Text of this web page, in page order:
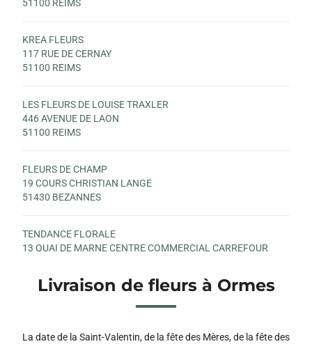
51100 REIMS
KREA FLEURS
117 RUE DE CERNAY
51100 REIMS
LES FLEURS DE LOUISE TRAXLER
446 AVENUE DE LAON
51100 REIMS
FLEURS DE CHAMP
19 COURS CHRISTIAN LANGE
51430 BEZANNES
TENDANCE FLORALE
13 QUAI DE MARNE CENTRE COMMERCIAL CARREFOUR
Livraison de fleurs à Ormes
La date de la Saint-Valentin, de la fête des Mères, de la fête des